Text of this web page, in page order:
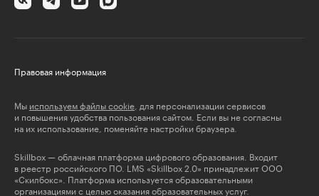
Правовая информация
Мы используем файлы cookie , для персонализации сервисов
и повышения удобства пользования сайтом. Если вы не согласны
на их использование, поменяйте настройки браузера.
Skillbox — облачная платформа цифрового образования. Входит
в реестр российского ПО. LMS «Skillbox 2.0» принадлежит ООО
«Скилбокс». Платформа используется образовательными
организациями с целью оказания образовательных услуг.